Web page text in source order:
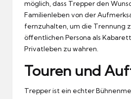
möglich, dass Trepper den
Familienleben von der
fernzuhalten, um die Trennung
öffentlichen Persona als
Privatleben zu wahren.
Touren und
Trepper ist ein echter